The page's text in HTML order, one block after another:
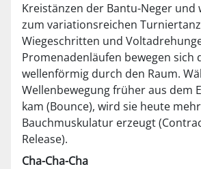
Kreistänzen der Bantu-Neger und
zum variationsreichen
Wiegeschritten und
Promenadenläufen bewegen sich
wellenförmig durch den Raum.
Wellenbewegung früher aus dem
kam (Bounce), wird sie heute
Bauchmuskulatur erzeugt
Release).
Cha-Cha-Cha